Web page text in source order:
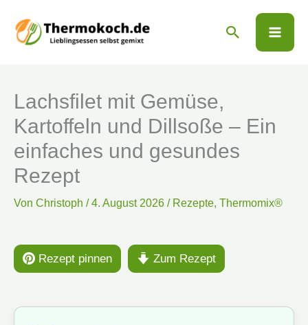
Zum
Inhalt
Suchen
Lachsfilet mit Gemüse,
Kartoffeln und Dillsoße – Ein
einfaches und gesundes
Rezept
Von Christoph /4. August 2026 / Rezepte, Thermomix®
Rezept pinnen Zum Rezept